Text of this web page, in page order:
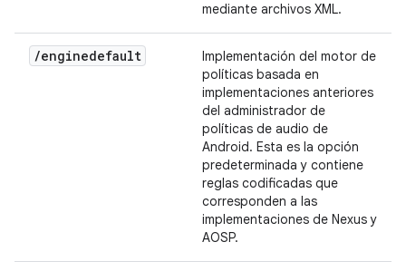
mediante archivos XML.
/enginedefault
Implementación del motor de
políticas basada en
implementaciones anteriores
del administrador de
políticas de audio de
Android. Esta es la opción
predeterminada y contiene
reglas codificadas que
corresponden a las
implementaciones de Nexus y
AOSP.